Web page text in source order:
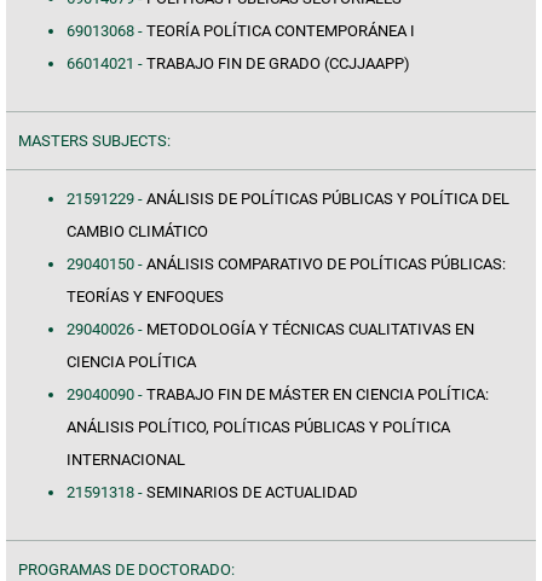
69013068 - TEORÍA POLÍTICA CONTEMPORÁNEA I
66014021 - TRABAJO FIN DE GRADO (CCJJAAPP)
MASTERS SUBJECTS:
21591229 - ANÁLISIS DE POLÍTICAS PÚBLICAS Y POLÍTICA DEL
CAMBIO CLIMÁTICO
29040150 - ANÁLISIS COMPARATIVO DE POLÍTICAS PÚBLICAS:
TEORÍAS Y ENFOQUES
29040026 - METODOLOGÍA Y TÉCNICAS CUALITATIVAS EN
CIENCIA POLÍTICA
29040090 - TRABAJO FIN DE MÁSTER EN CIENCIA POLÍTICA:
ANÁLISIS POLÍTICO, POLÍTICAS PÚBLICAS Y POLÍTICA
INTERNACIONAL
21591318 - SEMINARIOS DE ACTUALIDAD
PROGRAMAS DE DOCTORADO: